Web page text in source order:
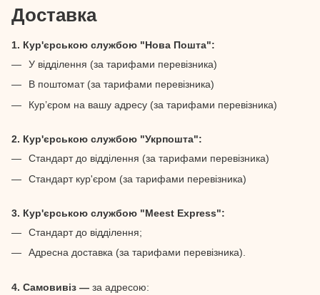
Доставка
1. Кур'єрською службою "Нова Пошта":
У відділення (за тарифами перевізника)
В поштомат (за тарифами перевізника)
Кур’єром на вашу адресу (за тарифами перевізника)
2. Кур'єрською службою "Укрпошта":
Стандарт до відділення (за тарифами перевізника)
Стандарт кур'єром (за тарифами перевізника)
3. Кур'єрською службою "Meest Express":
Стандарт до відділення;
Адресна доставка (за тарифами перевізника).
4. Самовивіз — за адресою: